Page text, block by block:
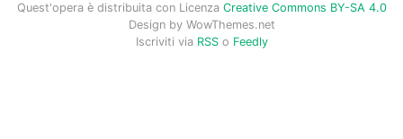
Quest'opera è distribuita con Licenza Creative Commons BY-SA 4.0
Design by WowThemes.net
Iscriviti via RSSo Feedly